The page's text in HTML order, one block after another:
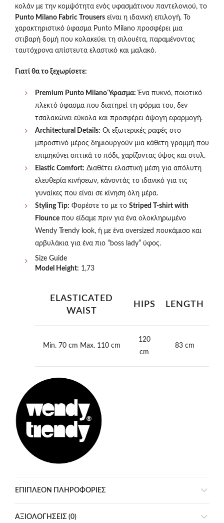
κολάν με την κομψότητα ενός υφασμάτινου παντελονιού, το
Punto Milano Fabric Trousers είναι η ιδανική επιλογή. Το
χαρακτηριστικό ύφασμα Punto Milano προσφέρει μια
στιβαρή δομή που κολακεύει τη σιλουέτα, παραμένοντας
ταυτόχρονα απίστευτα ελαστικό και μαλακό.
Γιατί θα το ξεχωρίσετε:
Premium Punto Milano Ύφασμα: Ένα πυκνό, ποιοτικό
πλεκτό ύφασμα που διατηρεί τη φόρμα του, δεν
τσαλακώνει εύκολα και προσφέρει άψογη εφαρμογή.
Architectural Details: Οι εξωτερικές ραφές στο
μπροστινό μέρος δημιουργούν μια κάθετη γραμμή που
επιμηκύνει οπτικά το πόδι, χαρίζοντας ύψος και στυλ.
Elastic Comfort: Διαθέτει ελαστική μέση για απόλυτη
ελευθερία κινήσεων, κάνοντάς το ιδανικό για τις
γυναίκες που είναι σε κίνηση όλη μέρα.
Styling Tip: Φορέστε το με το Striped T-shirt with
Flounce που είδαμε πριν για ένα ολοκληρωμένο
Wendy Trendy look, ή με ένα oversized πουκάμισο και
αρβυλάκια για ένα πιο “boss lady” ύφος.
Size Guide
Model Height: 1,73
ELASTICATED
WAIST
HIPS LENGTH
Min. 70 cm Max. 110 cm
120
cm
83 cm
ΕΠΙΠΛΈΟΝ ΠΛΗΡΟΦΟΡΊΕΣ
ΑΞΙΟΛΟΓΉΣΕΙΣ (0)